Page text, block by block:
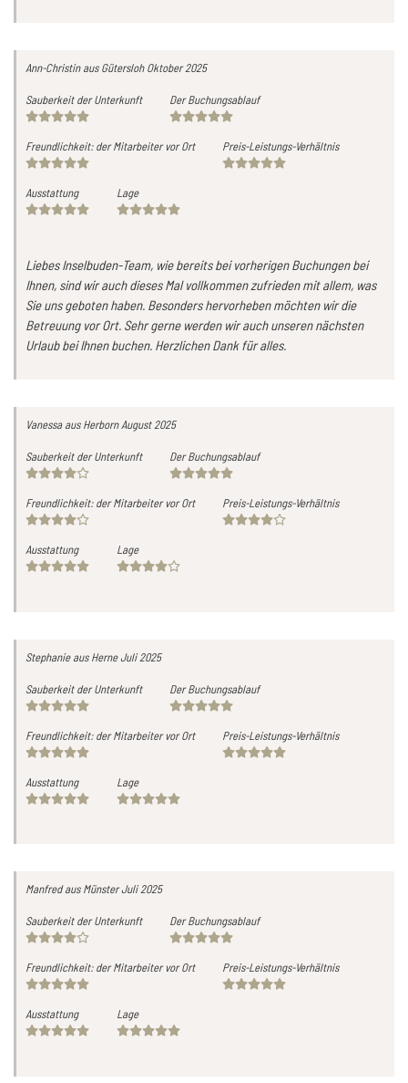
Ann-Christinaus Gütersloh Oktober 2025
Sauberkeit der Unterkunft Der Buchungsablauf
Freundlichkeit: der Mitarbeiter vor Ort Preis-Leistungs-Verhältnis
Ausstattung Lage
Liebes Inselbuden-Team, wie bereits bei vorherigen Buchungen bei
Ihnen, sind wir auch dieses Mal vollkommen zufrieden mit allem, was
Sie uns geboten haben. Besonders hervorheben möchten wir die
Betreuung vor Ort. Sehr gerne werden wir auch unseren nächsten
Urlaub bei Ihnen buchen. Herzlichen Dank für alles.
Vanessaaus HerbornAugust 2025
Sauberkeit der Unterkunft Der Buchungsablauf
Freundlichkeit: der Mitarbeiter vor Ort Preis-Leistungs-Verhältnis
Ausstattung Lage
Stephanieaus HerneJuli 2025
Sauberkeit der Unterkunft Der Buchungsablauf
Freundlichkeit: der Mitarbeiter vor Ort Preis-Leistungs-Verhältnis
Ausstattung Lage
Manfredaus MünsterJuli 2025
Sauberkeit der Unterkunft Der Buchungsablauf
Freundlichkeit: der Mitarbeiter vor Ort Preis-Leistungs-Verhältnis
Ausstattung Lage